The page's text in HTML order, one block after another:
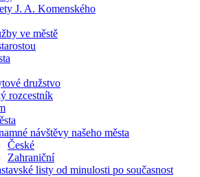
J. A. Komenského
ve městě
družstvo
rozcestník
návštěvy našeho města
České
Zahraniční
listy od minulosti po současnost